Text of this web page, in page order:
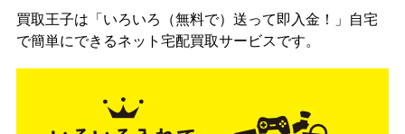
買取王子は「いろいろ（無料で）送って即入金！」自宅
で簡単にできるネット宅配買取サービスです。